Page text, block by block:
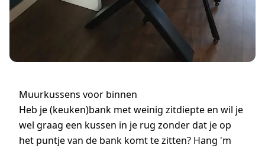
Muurkussens voor binnen
Heb je (keuken)bank met weinig zitdiepte en wil je
wel graag een kussen in je rug zonder dat je op
het puntje van de bank komt te zitten? Hang 'm